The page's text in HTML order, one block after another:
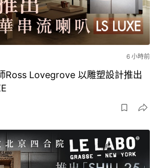
6 小時前
Ross Lovegrove 以雕塑設計推出